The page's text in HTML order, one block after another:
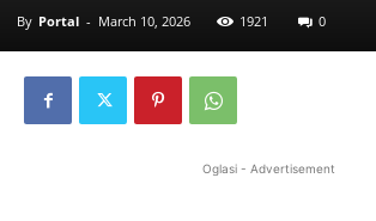
By Portal - March 10, 2026 1921 0
Oglasi - Advertisement